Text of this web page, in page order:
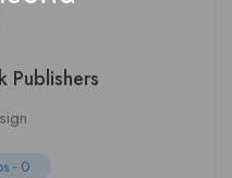
Publishers
- 0